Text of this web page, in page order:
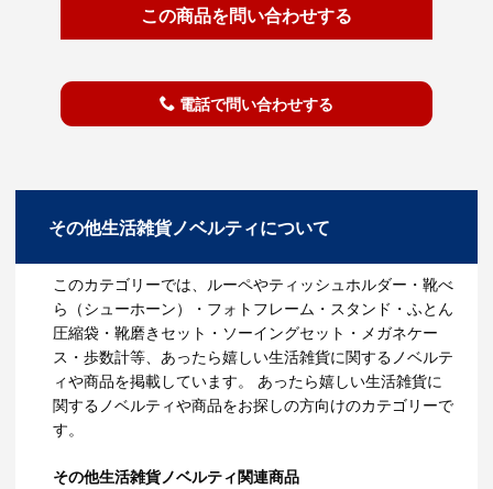
この商品を問い合わせする
電話で問い合わせする
その他生活雑貨ノベルティについて
このカテゴリーでは、ルーペやティッシュホルダー・靴べ
ら（シューホーン）・フォトフレーム・スタンド・ふとん
圧縮袋・靴磨きセット・ソーイングセット・メガネケー
ス・歩数計等、あったら嬉しい生活雑貨に関するノベルテ
ィや商品を掲載しています。 あったら嬉しい生活雑貨に
関するノベルティや商品をお探しの方向けのカテゴリーで
す。
その他生活雑貨ノベルティ関連商品